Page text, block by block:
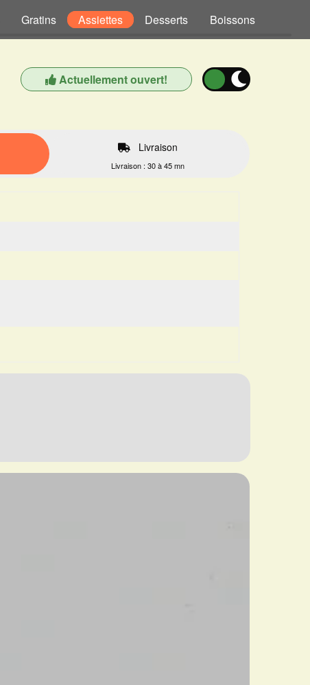
Gratins Assiettes Desserts Boissons
Actuellement ouvert!
Livraison
Livraison : 30 à 45 mn